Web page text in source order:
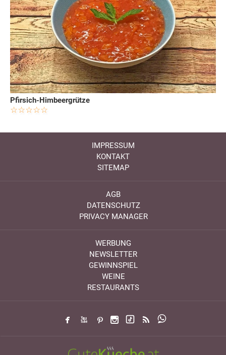
Pfirsich-Himbeergrütze
IMPRESSUM
KONTAKT
SITEMAP
AGB
DATENSCHUTZ
PRIVACY MANAGER
WERBUNG
NEWSLETTER
GEWINNSPIEL
WEINE
RESTAURANTS